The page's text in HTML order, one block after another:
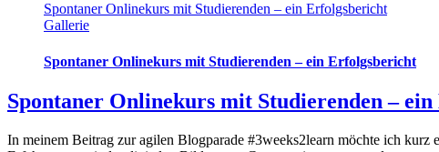
Spontaner Onlinekurs mit Studierenden – ein Erfolgsbericht
Gallerie
Spontaner Onlinekurs mit Studierenden – ein Erfolgsbericht
Spontaner Onlinekurs mit Studierenden –
In meinem Beitrag zur agilen Blogparade #3weeks2learn möchte ich